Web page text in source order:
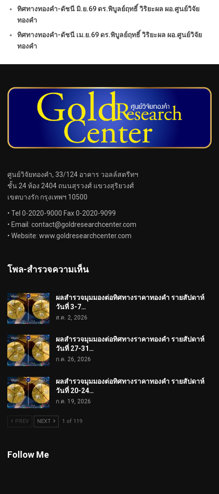
ทิศทางทองคำ-ดัชนี มิ.ย.69 ดร.พิบูลย์ฤทธิ์ วิริยะผล ผอ.ศูนย์วิจัย
ทองคำ
ทิศทางทองคำ-ดัชนี เม.ย.69 ดร.พิบูลย์ฤทธิ์ วิริยะผล ผอ.ศูนย์วิจัย
ทองคำ
ศูนย์วิจัยทองคำ, 33/124 อาคาร วอลล์สตรีทฯ
ชั้น 24 ห้อง 2404 ถนนสุรวงศ์ แขวงสุริยวงศ์
เขตบางรัก กรุงเทพฯ 10500
• Tel 0-2020-9000 Fax 0-2020-9099
• Email: contact@goldresearchcenter.com
• Website: www.goldresearchcenter.com
โพล-สำรวจความเห็น
ผลสำรวจมุมมองต่อทิศทางราคาทองคำ รายสัปดาห์
วันที่ 3-7…
ส.ค. 2, 2026
ผลสำรวจมุมมองต่อทิศทางราคาทองคำ รายสัปดาห์
วันที่ 27-31…
ก.ค. 26, 2026
ผลสำรวจมุมมองต่อทิศทางราคาทองคำ รายสัปดาห์
วันที่ 20-24…
ก.ค. 19, 2026
PREV NEXT 1 of 119
Follow Me